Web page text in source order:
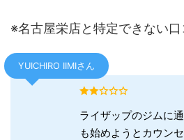
※名古屋栄店と特定できない口
YUICHIRO IIMIさん
ライザップのジムに
も始めようとカウン